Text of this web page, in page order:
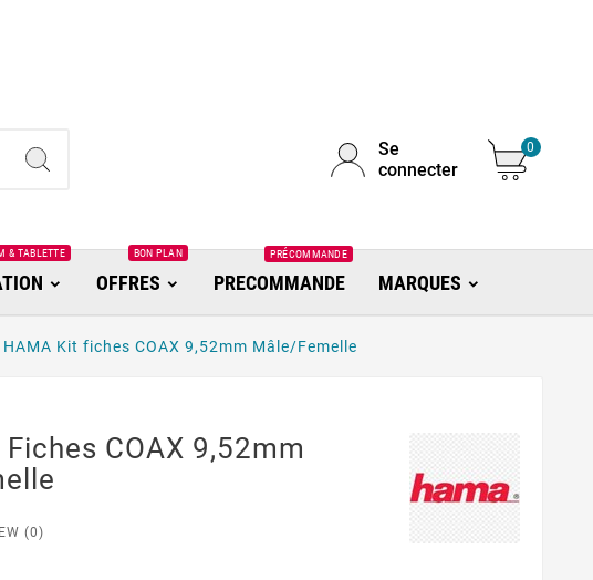
Se
connecter
0
& TABLETTE
OFFRES
BON PLAN
PRECOMMANDE
PRÉCOMMANDE
MARQUES
HAMA Kit fiches COAX 9,52mm Mâle/Femelle
COAX 9,52mm
(0)